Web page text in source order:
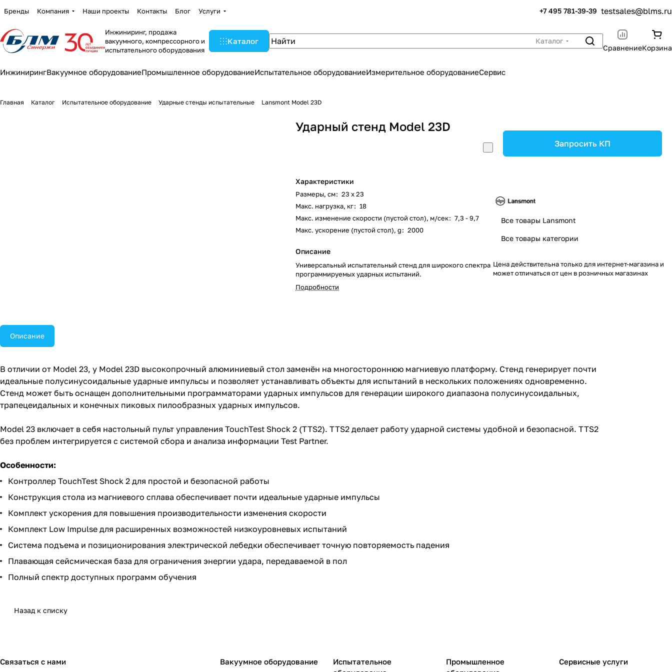
Бренды Компания Наши проекты Контакты Блог Услуги +7 495 781-39-39 testsales@blms.ru
Инжиниринг, продажа
вакуумного, компрессорного и
испытательного оборудования
Каталог
Каталог
СравнениеКорзина
ИнжинирингВакуумное оборудованиеПромышленное оборудованиеИспытательное оборудованиеИзмерительное оборудованиеСервис
Главная Каталог Испытательное оборудование Ударные стенды испытательные Lansmont Model 23D
Ударный стенд Model 23D
Характеристики
Размеры, см: 23 х 23
Макс. нагрузка, кг: 18
Макс. изменение скорости (пустой стол), м/сек: 7,3 - 9,7
Макс. ускорение (пустой стол), g: 2000
Описание
Универсальный испытательный стенд для широкого спектра
программируемых ударных испытаний.
Подробности
Запросить КП
Все товары Lansmont
Все товары категории
Цена действительна только для интернет-магазина и
может отличаться от цен в розничных магазинах
Описание
В отличии от Model 23, у Model 23D высокопрочный алюминиевый стол заменён на многостороннюю магниевую платформу. Стенд генерирует почти
идеальные полусинусоидальные ударные импульсы и позволяет устанавливать объекты для испытаний в нескольких положениях одновременно.
Стенд может быть оснащен дополнительными программаторами ударных импульсов для генерации широкого диапазона полусинусоидальных,
трапецеидальных и конечных пиковых пилообразных ударных импульсов.
Model 23 включает в себя настольный пульт управления TouchTest Shock 2 (TTS2). TTS2 делает работу ударной системы удобной и безопасной. TTS2
без проблем интегрируется с системой сбора и анализа информации Test Partner.
Особенности:
Контроллер TouchTest Shock 2 для простой и безопасной работы
Конструкция стола из магниевого сплава обеспечивает почти идеальные ударные импульсы
Комплект ускорения для повышения производительности изменения скорости
Комплект Low Impulse для расширенных возможностей низкоуровневых испытаний
Система подъема и позиционирования электрической лебедки обеспечивает точную повторяемость падения
Плавающая сейсмическая база для ограничения энергии удара, передаваемой в пол
Полный спектр доступных программ обучения
Назад к списку
Связаться с нами Вакуумное оборудование
Испытательное
Промышленное
Сервисные услуги